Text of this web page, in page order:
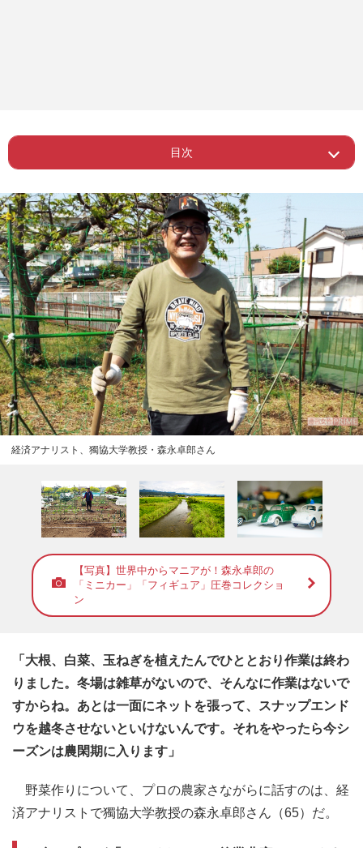
目次
Page 1
ー お金のプロが「トカイナカ」で兼業
農家、はじめました
Page 2
ー 農作業の健康効果
ー トカイナカで年金13万円の暮らし
Page 3 ー コロナでのめり込んだマイクロ農業
Page 4 ー マイクロ農業で晴耕雨読の町おこし
Page 5
ー 自己主張を叩き込まれた海外生活
ー 元・特攻隊の父が教えた戦争の現実
Page 6
ー 森永さんの訴えや主張がSNSで批判
も
ー 多忙を極める中、経済アナリストに
Page 7
経済アナリスト、獨協大学教授・森永卓郎さん
【写真】世界中からマニアが！森永卓郎の
「ミニカー」「フィギュア」圧巻コレクショ
ン
「大根、白菜、玉ねぎを植えたんでひととおり作業は終わ
りました。冬場は雑草がないので、そんなに作業はないで
すからね。あとは一面にネットを張って、スナップエンド
ウを越冬させないといけないんです。それをやったら今シ
ーズンは農閑期に入ります」
野菜作りについて、プロの農家さながらに話すのは、経
済アナリストで獨協大学教授の森永卓郎さん（65）だ。